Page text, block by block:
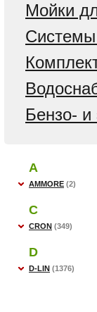
Мойки
Системы
Бензо- и
A
AMMORE (2)
C
CRON (349)
D
D-LIN (1376)